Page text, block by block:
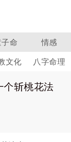
子命 情感
文化 八字命理
个斩桃花法